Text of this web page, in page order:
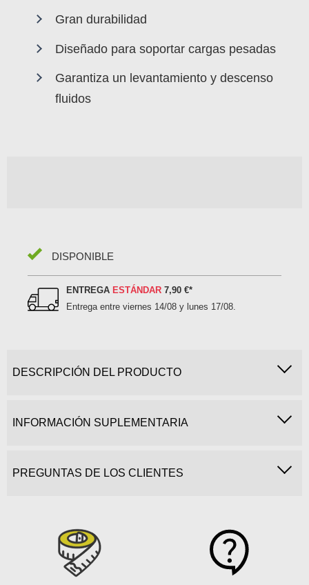
Gran durabilidad
Diseñado para soportar cargas pesadas
Garantiza un levantamiento y descenso
fluidos
DISPONIBLE
ENTREGA ESTÁNDAR 7,90 €*
Entrega entreviernes 14/08 y lunes 17/08
DESCRIPCIÓN DEL PRODUCTO
INFORMACIÓN SUPLEMENTARIA
PREGUNTAS DE LOS CLIENTES